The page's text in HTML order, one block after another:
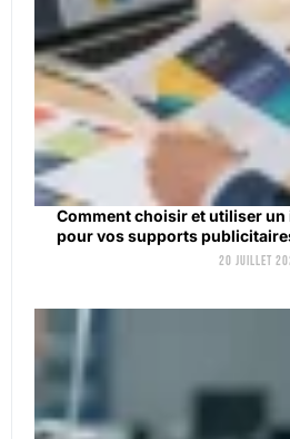
Comment choisir et utiliser
pour vos supports
20 juillet